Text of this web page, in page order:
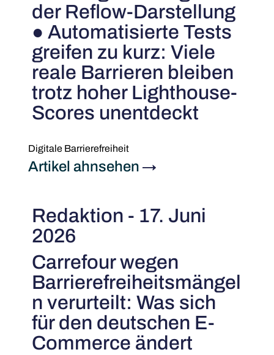
der Reflow-Darstellung
● Automatisierte Tests
greifen zu kurz: Viele
reale Barrieren bleiben
trotz hoher Lighthouse-
Scores unentdeckt
Digitale Barrierefreiheit
Artikel ahnsehen →
Redaktion - 17. Juni
2026
Carrefour wegen
Barrierefreiheitsmängel
n verurteilt: Was sich
für den deutschen E-
Commerce ändert